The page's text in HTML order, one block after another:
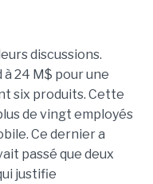
discussions.
24 M$ pour une
six produits. Cette
de vingt employés
Ce dernier a
passé que deux
justifie